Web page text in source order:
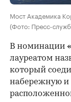
Мост Академика
(Фото: Пресс-
В номинации
лауреатом
который
набережную